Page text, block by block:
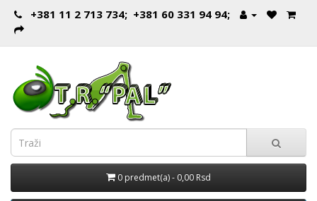
+381 11 2 713 734; +381 60 331 94 94;
0 predmet(a) - 0,00 Rsd